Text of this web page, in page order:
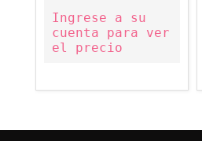
Ingrese a su
cuenta para ver
el precio